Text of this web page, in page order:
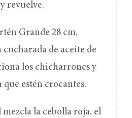
revuelve.
Grande 28 cm,
cucharada de aceite de
los chicharrones y
que estén crocantes.
mezcla la cebolla roja, el